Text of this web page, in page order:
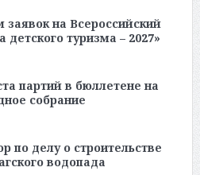
заявок на Всероссийский
детского туризма – 2027»
партий в бюллетене на
собрание
по делу о строительстве
водопада